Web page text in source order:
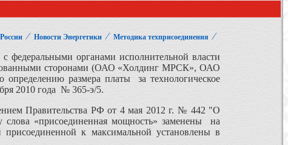
⁄ Новости Энергетики ⁄ Методика техприсоединения ⁄
органами исполнительной власти
сторонами (ОАО «Холдинг МРСК», ОАО
размера платы за технологическое
2010 года № 365-э/5.
Правительства РФ от 4 мая 2012 г. № 442 "О
слова «присоединенная мощность» заменены на
к максимальной установлены в